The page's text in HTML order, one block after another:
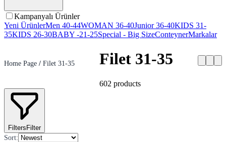
Kampanyalı Ürünler
Yeni ÜrünlerMen 40-44WOMAN 36-40Junior 36-40KIDS 31-
35KIDS 26-30BABY -21-25Special - Big SizeConteynerMarkalar
Home Page / Filet 31-35 Filet 31-35
602 products
FiltersFilter
Sort: